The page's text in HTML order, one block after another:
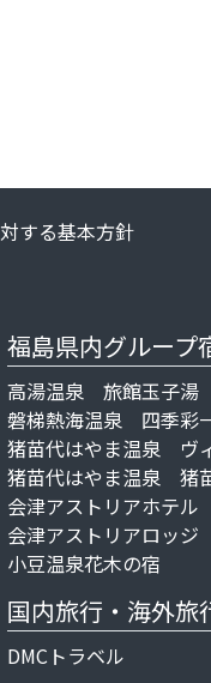
対する基本方針
福島県内グループ
高湯温泉 旅館玉子湯
磐梯熱海温泉 四季彩
猪苗代はやま温泉 ヴ
猪苗代はやま温泉 猪
会津アストリアホテル
会津アストリアロッジ
小豆温泉花木の宿
国内旅行・海外旅
DMCトラベル